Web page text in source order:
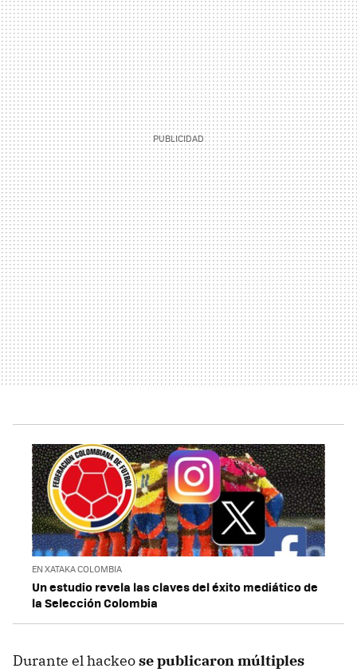
EN XATAKA COLOMBIA
Un estudio revela las claves del éxito mediático de
la Selección Colombia
Durante el hackeose publicaron múltiples